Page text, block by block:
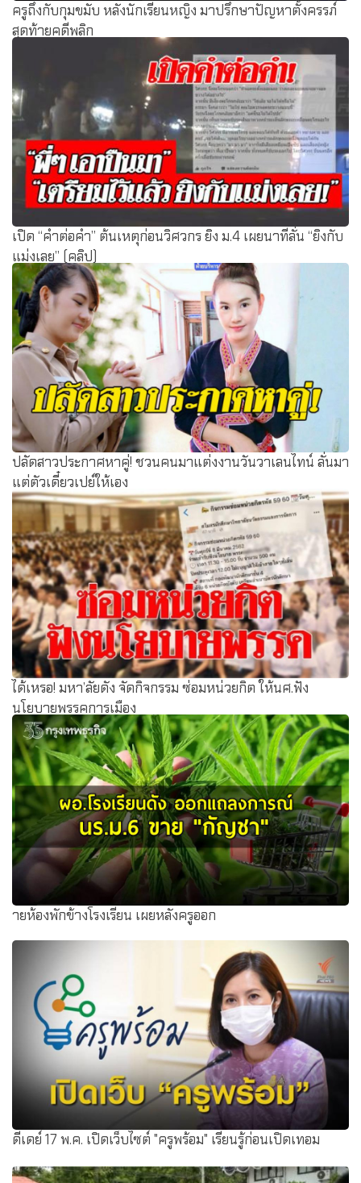
ครูถึงกับกุมขมับ หลังนักเรียนหญิง มาปรึกษาปัญหาตั้งครรภ์
สุดท้ายคดีพลิก
เปิด “คำต่อคำ” ต้นเหตุก่อนวิศวกร ยิง ม.4 เผยนาทีลั่น “ยิงกับ
แม่งเลย” (คลิป)
ปลัดสาวประกาศหาคู่! ชวนคนมาแต่งงานวันวาเลนไทน์ ลั่นมา
แต่ตัวเดี๋ยวเปย์ให้เอง
ได้เหรอ! มหา’ลัยดัง จัดกิจกรรม ซ่อมหน่วยกิต ให้นศ.ฟัง
นโยบายพรรคการเมือง
ายห้องพักข้างโรงเรียน เผยหลังครูออก
ดีเดย์ 17 พ.ค. เปิดเว็บไซต์ "ครูพร้อม" เรียนรู้ก่อนเปิดเทอม